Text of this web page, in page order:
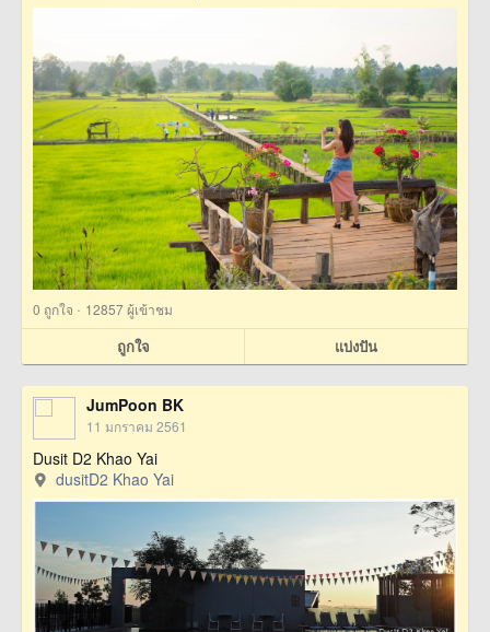
0 ถูกใจ · 12857 ผู้เข้าชม
ถูกใจ แบ่งปัน
JumPoon BK
11 มกราคม 2561
Dusit D2 Khao Yai
dusitD2 Khao Yai